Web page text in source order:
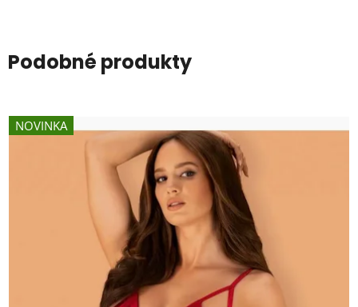
Podobné produkty
NOVINKA